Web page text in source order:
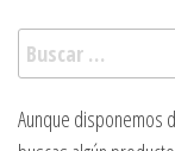
Buscar:
Aunque disponemos